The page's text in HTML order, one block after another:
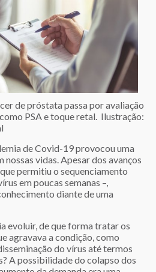
de próstata passa por avaliação
PSA e toque retal. Ilustração:
de Covid-19 provocou uma
vidas. Apesar dos avanços
permitiu o sequenciamento
em poucas semanas –,
diante de uma
evoluir, de que forma tratar os
agravava a condição, como
do vírus até termos
A possibilidade do colapso dos